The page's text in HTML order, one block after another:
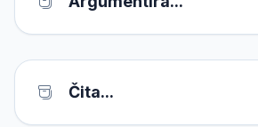
Čita...